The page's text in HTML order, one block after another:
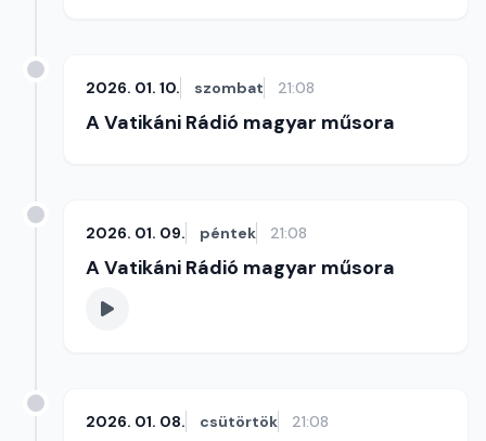
2026. 01. 10. szombat 21:08
A Vatikáni Rádió magyar műsora
2026. 01. 09. péntek 21:08
A Vatikáni Rádió magyar műsora
2026. 01. 08. csütörtök 21:08